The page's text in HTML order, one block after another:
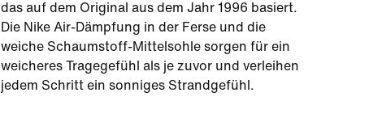
das auf dem Original aus dem Jahr 1996 basiert.
Die Nike Air-Dämpfung in der Ferse und die
weiche Schaumstoff-Mittelsohle sorgen für ein
weicheres Tragegefühl als je zuvor und verleihen
jedem Schritt ein sonniges Strandgefühl.